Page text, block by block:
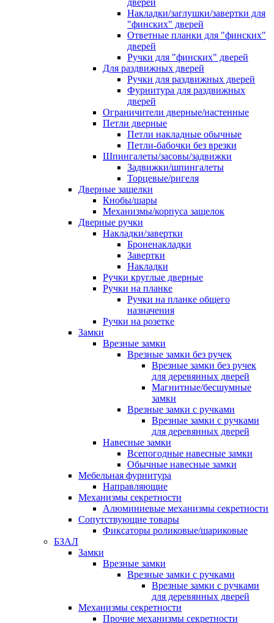
дверей
Накладки/заглушки/завертки для
"финских" дверей
Ответные планки для "финских"
дверей
Ручки для "финских" дверей
Для раздвижных дверей
Ручки для раздвижных дверей
Фурнитура для раздвижных
дверей
Ограничители дверные/настенные
Петли дверные
Петли накладные обычные
Петли-бабочки без врезки
Шпингалеты/засовы/задвижки
Задвижки/шпингалеты
Торцевые/ригеля
Дверные защелки
Кнобы/шары
Механизмы/корпуса защелок
Дверные ручки
Накладки/завертки
Броненакладки
Завертки
Накладки
Ручки круглые дверные
Ручки на планке
Ручки на планке общего
назначения
Ручки на розетке
Замки
Врезные замки
Врезные замки без ручек
Врезные замки без ручек
для деревянных дверей
Магнитные/бесшумные
замки
Врезные замки с ручками
Врезные замки с ручками
для деревянных дверей
Навесные замки
Всепогодные навесные замки
Обычные навесные замки
Мебельная фурнитура
Направляющие
Механизмы секретности
Алюминиевые механизмы секретности
Сопутствующие товары
Фиксаторы роликовые/шариковые
БЗАЛ
Замки
Врезные замки
Врезные замки с ручками
Врезные замки с ручками
для деревянных дверей
Механизмы секретности
Прочие механизмы секретности